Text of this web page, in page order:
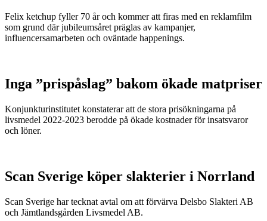
Felix ketchup fyller 70 år och kommer att firas med en reklamfilm
som grund där jubileumsåret präglas av kampanjer,
influencersamarbeten och oväntade happenings.
Inga ”prispåslag” bakom ökade matpriser
Konjunkturinstitutet konstaterar att de stora prisökningarna på
livsmedel 2022-2023 berodde på ökade kostnader för insatsvaror
och löner.
Scan Sverige köper slakterier i Norrland
Scan Sverige har tecknat avtal om att förvärva Delsbo Slakteri AB
och Jämtlandsgården Livsmedel AB.